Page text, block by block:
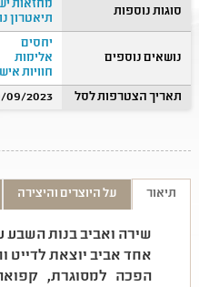
סוגות נוספות
מחזאות
תיאטרון
נושאים נוספים
יחסים
אלימות
חוויות
תאריך הצטרפות לסל
09/2023
תיאור על היוצרים והיצירה
שירה ואביב בנות השבע
אחד אביב יוצאת
הפכה למסוגרת,